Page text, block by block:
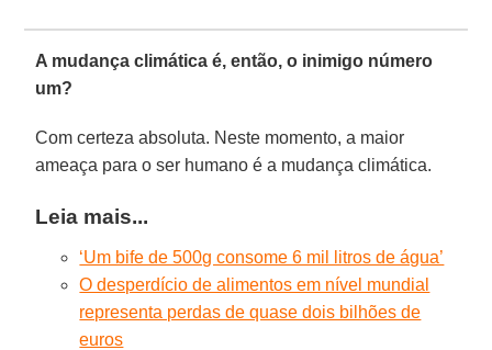
A mudança climática é, então, o inimigo número
um?
Com certeza absoluta. Neste momento, a maior
ameaça para o ser humano é a mudança climática.
Leia mais...
‘Um bife de 500g consome 6 mil litros de água’
O desperdício de alimentos em nível mundial
representa perdas de quase dois bilhões de
euros